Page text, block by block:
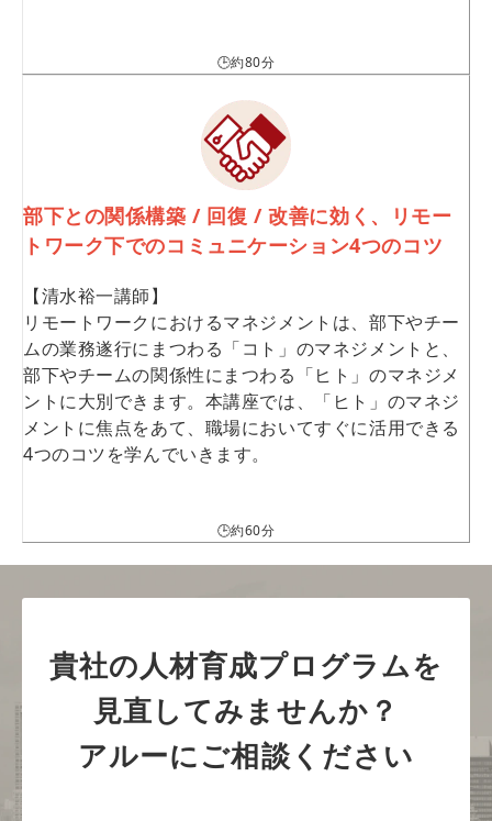
🕒約80分
部下との関係構築 / 回復 / 改善に効く、リモー
トワーク下でのコミュニケーション4つのコツ
【清水裕一講師】
リモートワークにおけるマネジメントは、部下やチー
ムの業務遂行にまつわる「コト」のマネジメントと、
部下やチームの関係性にまつわる「ヒト」のマネジメ
ントに大別できます。本講座では、「ヒト」のマネジ
メントに焦点をあて、職場においてすぐに活用できる
4つのコツを学んでいきます。
🕒約60分
貴社の人材育成プログラムを
見直してみませんか？
アルーにご相談ください